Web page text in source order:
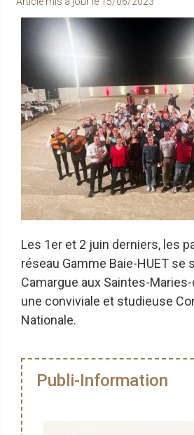
Les 1er et 2 juin derniers, les
réseau Gamme Baie-HUET se
Camargue aux Saintes-
une conviviale et studieuse
Nationale.
Publi-Information